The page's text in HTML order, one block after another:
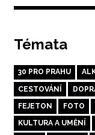
Témata
30 PRO PRAHU
CESTOVÁNÍ
FEJETON FOTO
KULTURA A UMĚNÍ